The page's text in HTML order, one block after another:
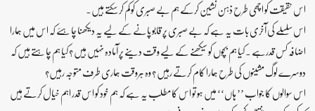
اس حقیقت کو اچھی طرح ذہن نشین کرکے ہم بے صبری کو کم کر سکتے ہیں۔
اس سلسلے کی آخری بات یہ ہے کہ بے صبری پر قابو پانے کے لیے یہ دیکھنا چاہئے کہ اس میں ہمارا
اضافہ کس قدرہے ۔ کیا ہم بچوں کو سیکھنے کے لیے وقت دینے پر آمادہ نہیں ہیں ؟ کیا ہم چاہتے ہیں کہ
دوسرے لوگ مشینوں کی طرح ہمارا کام کرتے رہیں ؟ وہ ہروقت ہماری طرف متوجہ رہیں؟
اس سوالوں کا جواب ’’ ہاں‘‘ میں ہو تو اس کا مطلب یہ ہے کہ ہم خود کو اس قدر اہم خیال کرتے ہیں